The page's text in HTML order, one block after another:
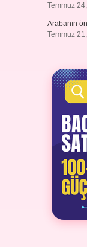
Temmuz
Arabanın
Temmuz